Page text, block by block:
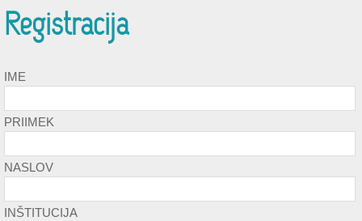
Registracija
IME
PRIIMEK
NASLOV
INŠTITUCIJA